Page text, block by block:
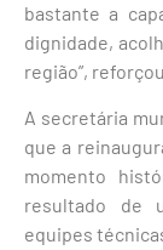
bastante a
dignidade,
região”,
A secretária
que a
momento
resultado de
equipes